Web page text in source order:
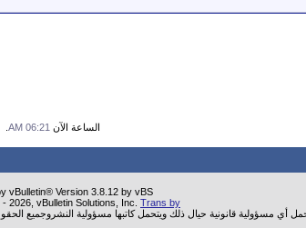
الساعة الآن 06:21 AM
vBulletin® Version 3.8.12 by vBS
2026, vBulletin Solutions, Inc. Trans by
أي مسؤولية قانونية حيال ذلك ويتحمل كاتبها مسؤولية